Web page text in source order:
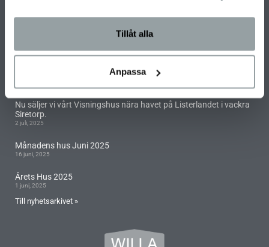
Tillåt alla
Anpassa
29 maj, 2026
Willa Siverts väg – där skärgård möter stad
Nu säljer vi vårt Visningshus nära havet på Listerlandet i vackra
Siretorp.
2 juli, 2025
Månadens hus Juni 2025
16 juni, 2025
Årets Hus 2025
1 juni, 2025
Till nyhetsarkivet »